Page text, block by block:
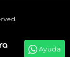
Ayuda